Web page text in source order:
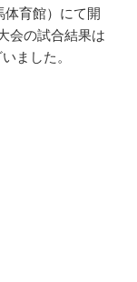
体育館）にて開
会の試合結果は
ました。